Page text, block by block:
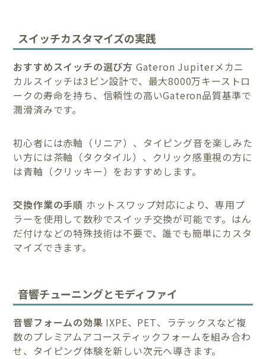
スイッチカスタマイズの実践
おすすめスイッチの選び方 Gateron Jupiterメカニ
カルスイッチは3ピン設計で、最大8000万キーストロ
ークの寿命を持ち、信頼性の高いGateron品質基準で
潤滑済みです。
初心者には赤軸（リニア）、タイピング音を楽しみた
い方には茶軸（タクタイル）、クリック感重視の方に
は青軸（クリッキー）をおすすめします。
交換作業の手順 ホットスワップ対応により、専用プ
ラーを使用して数秒でスイッチ交換が可能です。はん
だ付けなどの特殊技術は不要で、誰でも簡単にカスタ
マイズできます。
音響チューニングとモディファイ
音響フォームの効果 IXPE、PET、ラテックスなど複
数のプレミアムアコースティックフォームを組み合わ
せ、タイピング体験を新しい次元へ導きます。